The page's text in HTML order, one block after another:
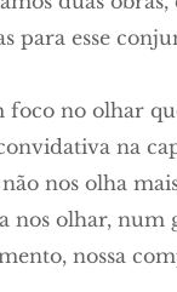
para esse
foco no olhar
na
nos olha
nos olhar,
nossa